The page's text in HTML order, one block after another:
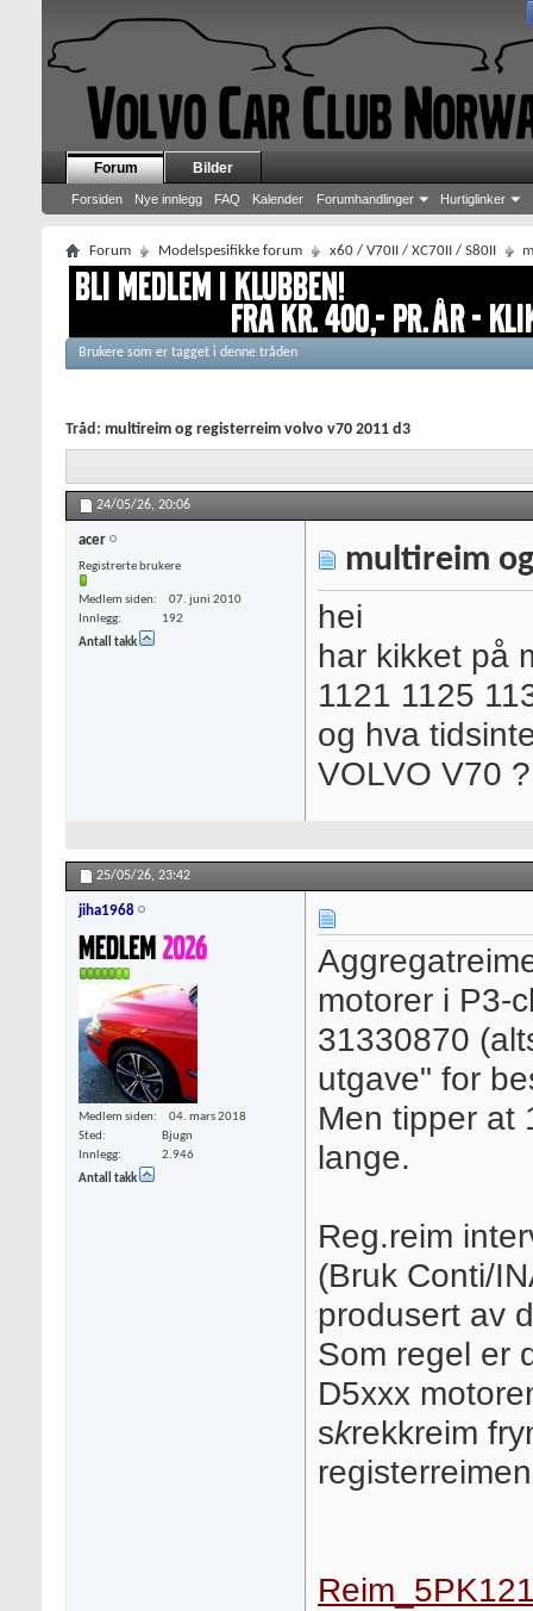
Forum
Forsiden Nye innlegg FAQ Kalender Forumhandlinger Hurtiglinker
Bilder
Forum Modelspesifikke forum x60 / V70II / XC70II / S80II
Brukere som er tagget i denne tråden
Tråd: multireim og registerreim volvo v70 2011 d3
24/05/26, 20:06
acer
Registrerte brukere
Medlem siden
07. juni 2010
Innlegg
192
Antall takk
multireim
hei
har kikket på
1121 1125
og hva
VOLVO V70 ?
25/05/26, 23:42
jiha1968
Medlem siden
04. mars 2018
Sted
Bjugn
Innlegg
2.946
Antall takk
motorer i P3-
31330870
utgave" for
Men tipper at
lange.
Reg.reim
(Bruk Conti/
produsert av
Som regel er
D5xxx
skrekkreim